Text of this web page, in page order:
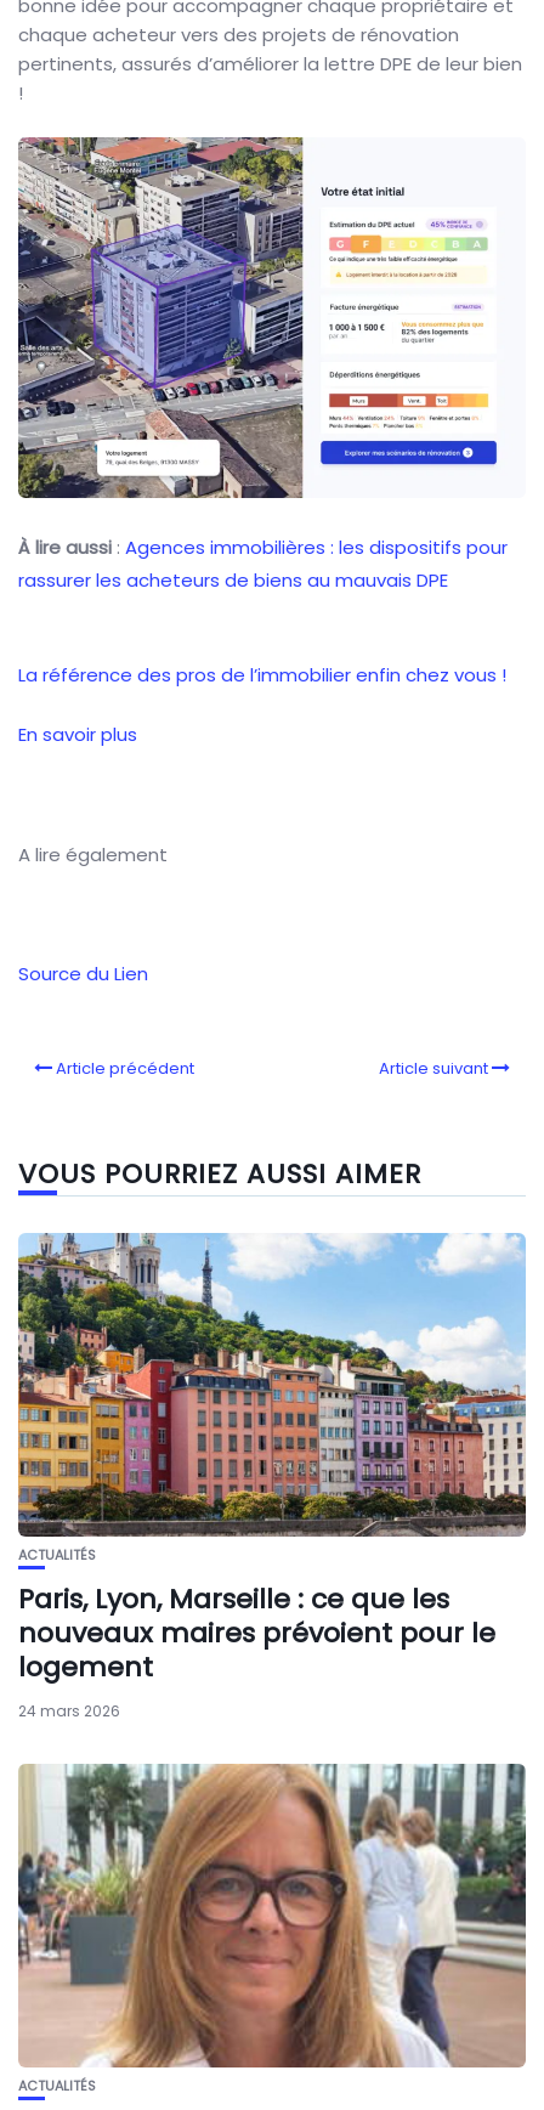
bonne idée pour accompagner chaque propriétaire et
chaque acheteur vers des projets de rénovation
pertinents, assurés d’améliorer la lettre DPE de leur bien
!
À lire aussi : Agences immobilières : les dispositifs pour
rassurer les acheteurs de biens au mauvais DPE
La référence des pros de l’immobilierenfin chez vous !
En savoir plus
A lire également
Source du Lien
Article précédent Article suivant
VOUS POURRIEZ AUSSI AIMER
ACTUALITÉS
Paris, Lyon, Marseille : ce que les
nouveaux maires prévoient pour le
logement
24 mars 2026
ACTUALITÉS